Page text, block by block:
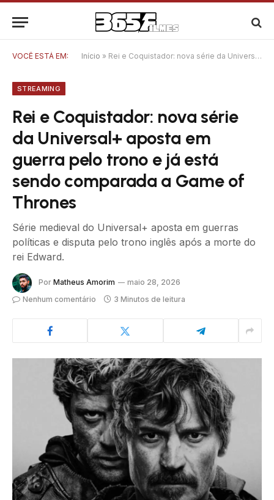
VOCÊ ESTÁ EM: Início » Rei e Coquistador: nova série da Universal+ aposta em guerra pelo trono e já está sendo comparada a Game of Thrones
STREAMING
Rei e Coquistador: nova série
da Universal+ aposta em
guerra pelo trono e já está
sendo comparada a Game of
Thrones
Série medieval do Universal+ aposta em guerras
políticas e disputa pelo trono inglês após a morte do
rei Edward.
Por Matheus Amorim
maio 28, 2026
Nenhum comentário
3 Minutos de leitura